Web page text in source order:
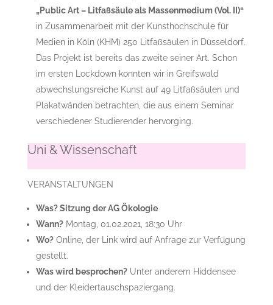
„Public Art – Litfaßsäule als Massenmedium (Vol. II)“
in Zusammenarbeit mit der Kunsthochschule für
Medien in Köln (KHM) 250 Litfaßsäulen in Düsseldorf.
Das Projekt ist bereits das zweite seiner Art. Schon
im ersten Lockdown konnten wir in Greifswald
abwechslungsreiche Kunst auf 49 Litfaßsäulen und
Plakatwänden betrachten, die aus einem Seminar
verschiedener Studierender hervorging.
Uni & Wissenschaft
VERANSTALTUNGEN
Was? Sitzung der AG Ökologie
Wann?Montag, 01.02.2021, 18:30 Uhr
Wo?Online, der Link wird auf Anfrage zur Verfügung
gestellt.
Was wird besprochen?Unter anderem Hiddensee
und der Kleidertauschspaziergang.